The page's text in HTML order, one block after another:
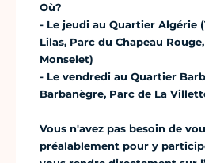
Où?
- Le jeudi au Quartier Algérie
Lilas, Parc du Chapeau
Monselet)
- Le vendredi au Quartier
Barbanègre, Parc de La
Vous n'avez pas besoin de
préalablement pour y